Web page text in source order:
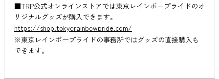
■TRP公式オンラインストアでは東京レインボープライドのオ
リジナルグッズが購入できます。
https://shop.tokyorainbowpride.com/
※東京レインボープライドの事務所ではグッズの直接購入も
できます。